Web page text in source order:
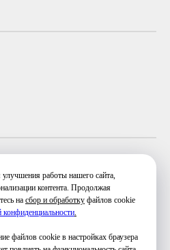
работы нашего сайта,
контента. Продолжая
на сбор и обработку файлов cookie
конфиденциальности.
файлов cookie в настройках браузера